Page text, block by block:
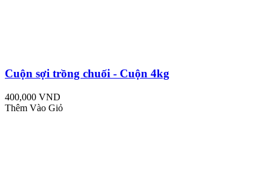
Cuộn sợi trồng chuối - Cuộn 4kg
400,000 VND
Thêm Vào Giỏ